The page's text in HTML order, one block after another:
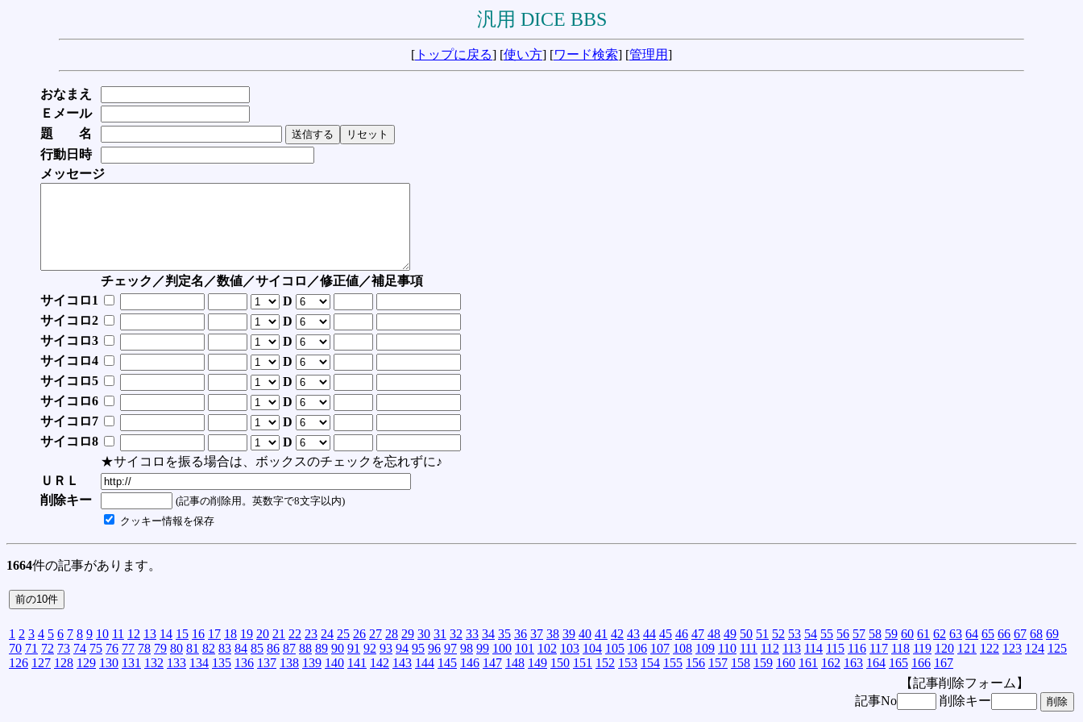
汎用 DICE BBS
[ トップに戻る] [使い方] [ワード検索] [管理用]
おなまえ
Ｅメール
題 名
行動日時
メッセージ
チェック／判定名／数値／サイコロ／修正値／補足事項
サイコロ1
D
サイコロ2
D
サイコロ3
D
サイコロ4
D
サイコロ5
D
サイコロ6
D
サイコロ7
D
サイコロ8
D
★サイコロを振る場合は、ボックスのチェックを忘れずに♪
ＵＲＬ
削除キー
(記事の削除用。英数字で8文字以内)
クッキー情報を保存
1664件の記事があります。
1 2 3 4 5 6 7 8 9 10 11 12 13 14 15 16 17 18 19 20 21 22 23 24 25 26 27 28 29 30 31 32 33 34 35 36 37 38 39 40 41 42 43 44 45 46 47 48 49 50 51 52 53 54 55 56 57 58 59 60 61 62 63 64 65 66 67 68 69
70 71 72 73 74 75 76 77 78 79 80 81 82 83 84 85 86 87 88 89 90 91 92 93 94 95 96 97 98 99 100 101 102 103 104 105 106 107 108 109 110 111 112 113 114 115 116 117 118 119 120 121 122 123 124 125
126 127 128 129 130 131 132 133 134 135 136 137 138 139 140 141 142 143 144 145 146 147 148 149 150 151 152 153 154 155 156 157 158 159 160 161 162 163 164 165 166 167
【記事削除フォーム】
記事No
削除キー